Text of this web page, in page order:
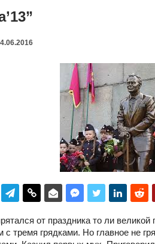
от праздника то ли великой
с тремя грядками. Но главное не